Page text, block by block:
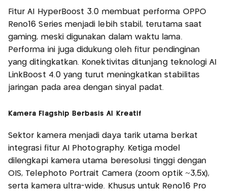
Fitur AI HyperBoost 3.0 membuat performa OPPO
Reno16 Series menjadi lebih stabil, terutama saat
gaming, meski digunakan dalam waktu lama.
Performa ini juga didukung oleh fitur pendinginan
yang ditingkatkan. Konektivitas ditunjang teknologi AI
LinkBoost 4.0 yang turut meningkatkan stabilitas
jaringan pada area dengan sinyal padat.
Kamera Flagship Berbasis AI Kreatif
Sektor kamera menjadi daya tarik utama berkat
integrasi fitur AI Photography. Ketiga model
dilengkapi kamera utama beresolusi tinggi dengan
OIS, Telephoto Portrait Camera (zoom optik ~3,5x),
serta kamera ultra-wide. Khusus untuk Reno16 Pro